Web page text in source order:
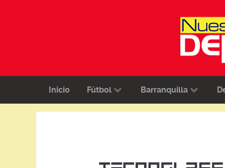
Inicio Fútbol Barranquilla